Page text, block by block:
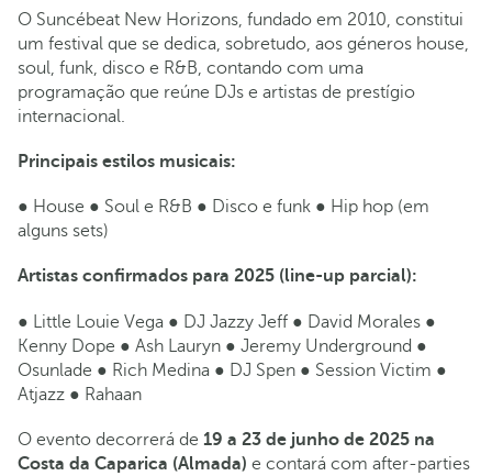
O Suncébeat New Horizons, fundado em 2010, constitui
um festival que se dedica, sobretudo, aos géneros house,
soul, funk, disco e R&B, contando com uma
programação que reúne DJs e artistas de prestígio
internacional.
Principais estilos musicais:
● House ● Soul e R&B ● Disco e funk ● Hip hop (em
alguns sets)
Artistas confirmados para 2025 (line-up parcial):
● Little Louie Vega ● DJ Jazzy Jeff ● David Morales ●
Kenny Dope ● Ash Lauryn ● Jeremy Underground ●
Osunlade ● Rich Medina ● DJ Spen ● Session Victim ●
Atjazz ● Rahaan
O evento decorrerá de 19 a 23 de junho de 2025 na
Costa da Caparica (Almada) e contará com after-parties